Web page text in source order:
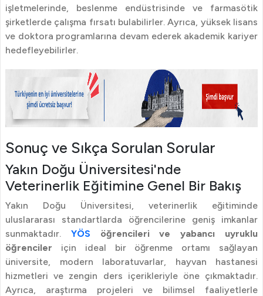
işletmelerinde, beslenme endüstrisinde ve farmasötik
şirketlerde çalışma fırsatı bulabilirler. Ayrıca, yüksek lisans
ve doktora programlarına devam ederek akademik kariyer
hedefleyebilirler.
Sonuç ve Sıkça Sorulan Sorular
Yakın Doğu Üniversitesi'nde
Veterinerlik Eğitimine Genel Bir Bakış
Yakın Doğu Üniversitesi, veterinerlik eğitiminde
uluslararası standartlarda öğrencilerine geniş imkanlar
sunmaktadır. YÖS öğrencileri ve yabancı uyruklu
öğrenciler için ideal bir öğrenme ortamı sağlayan
üniversite, modern laboratuvarlar, hayvan hastanesi
hizmetleri ve zengin ders içerikleriyle öne çıkmaktadır.
Ayrıca, araştırma projeleri ve bilimsel faaliyetlerle